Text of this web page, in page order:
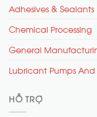
Adhesives & Sealants
Chemical Processing
General
Lubricant Pumps
HỖ TRỢ